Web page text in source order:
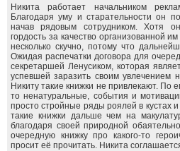
Никита работает начальником
Благодаря уму и старательности он
начав рядовым сотрудником. Хотя
гордость за качество организованной
несколько скучно, потому что
Ожидая распечатки договора для
секретаршей Ленусиком, которая
успевшей заразить своим увлечением
Никиту такие книжки не привлекают. По
то ненатуральные, события и
просто стройные ряды роялей в кустах
такие книжки дальше чем на
благодаря своей природной
очередную книжку про какого-то
просит её прочитать. Никита